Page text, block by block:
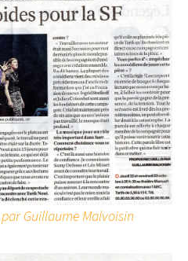
Guillaume Malvoisin